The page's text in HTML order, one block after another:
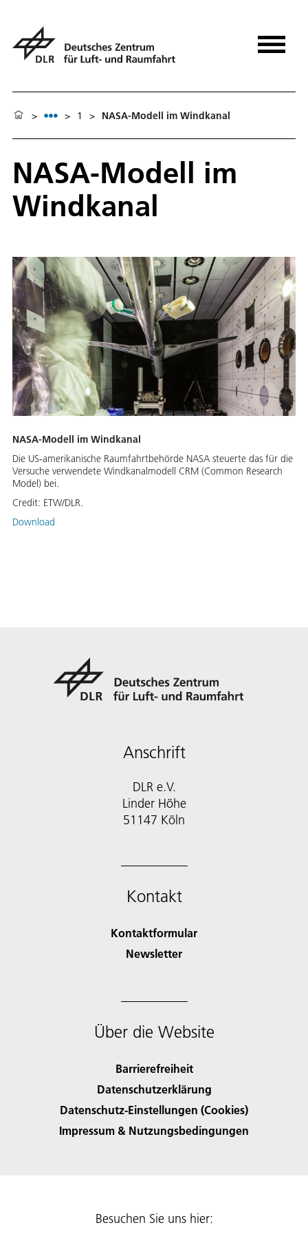
> > 1 > NASA-Modell im Windkanal
NASA-Modell im
Windkanal
NASA-Modell im Windkanal
Die US-amerikanische Raumfahrtbehörde NASA steuerte das für die
Versuche verwendete Windkanalmodell CRM (Common Research
Model) bei.
Credit: ETW/DLR.
Download
Anschrift
DLR e.V.
Linder Höhe
51147 Köln
Kontakt
Kontaktformular
Newsletter
Über die Website
Barrierefreiheit
Datenschutzerklärung
Datenschutz-Einstellungen (Cookies)
Impressum & Nutzungsbedingungen
Besuchen Sie uns hier: